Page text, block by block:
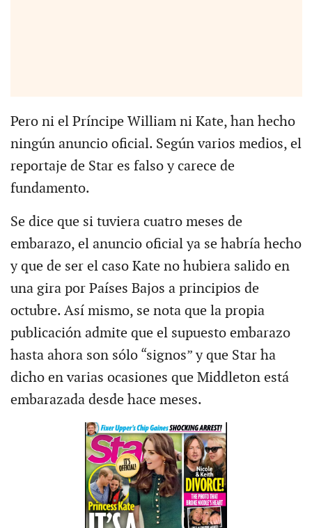
Pero ni el Príncipe William ni Kate, han hecho
ningún anuncio oficial. Según varios medios, el
reportaje de Star es falso y carece de
fundamento.
Se dice que si tuviera cuatro meses de
embarazo, el anuncio oficial ya se habría hecho
y que de ser el caso Kate no hubiera salido en
una gira por Países Bajos a principios de
octubre. Así mismo, se nota que la propia
publicación admite que el supuesto embarazo
hasta ahora son sólo “signos” y que Star ha
dicho en varias ocasiones que Middleton está
embarazada desde hace meses.